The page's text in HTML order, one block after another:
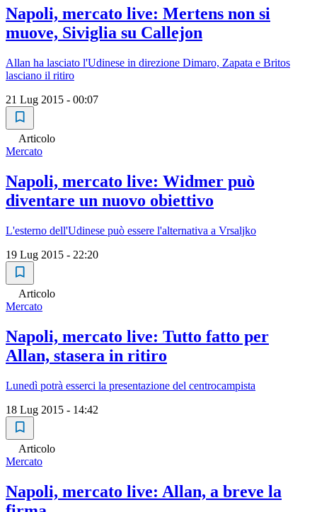
Napoli, mercato live: Mertens non si
muove, Siviglia su Callejon
Allan ha lasciato l'Udinese in direzione Dimaro, Zapata e Britos
lasciano il ritiro
21 Lug 2015 - 00:07
Articolo
Mercato
Napoli, mercato live: Widmer può
diventare un nuovo obiettivo
L'esterno dell'Udinese può essere l'alternativa a Vrsaljko
19 Lug 2015 - 22:20
Articolo
Mercato
Napoli, mercato live: Tutto fatto per
Allan, stasera in ritiro
Lunedì potrà esserci la presentazione del centrocampista
18 Lug 2015 - 14:42
Articolo
Mercato
Napoli, mercato live: Allan, a breve la